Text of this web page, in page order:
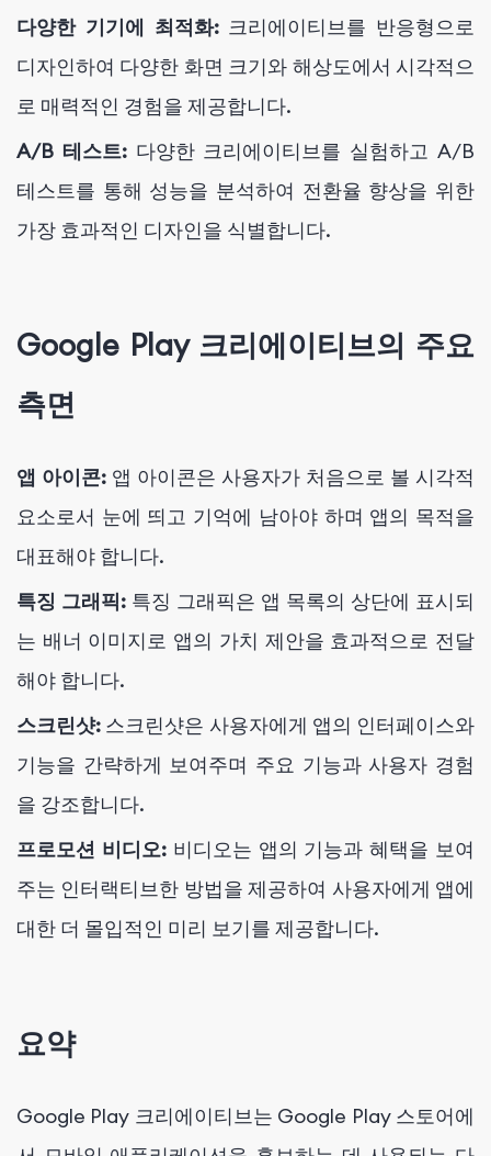
다양한 기기에 최적화:크리에이티브를 반응형으로
디자인하여 다양한 화면 크기와 해상도에서 시각적으
로 매력적인 경험을 제공합니다.
A/B 테스트:다양한 크리에이티브를 실험하고 A/B
테스트를 통해 성능을 분석하여 전환율 향상을 위한
가장 효과적인 디자인을 식별합니다.
Google Play 크리에이티브의 주요
측면
앱 아이콘: 앱 아이콘은 사용자가 처음으로 볼 시각적
요소로서 눈에 띄고 기억에 남아야 하며 앱의 목적을
대표해야 합니다.
특징 그래픽: 특징 그래픽은 앱 목록의 상단에 표시되
는 배너 이미지로 앱의 가치 제안을 효과적으로 전달
해야 합니다.
스크린샷: 스크린샷은 사용자에게 앱의 인터페이스와
기능을 간략하게 보여주며 주요 기능과 사용자 경험
을 강조합니다.
프로모션 비디오:비디오는 앱의 기능과 혜택을 보여
주는 인터랙티브한 방법을 제공하여 사용자에게 앱에
대한 더 몰입적인 미리 보기를 제공합니다.
요약
Google Play 크리에이티브는 Google Play 스토어에